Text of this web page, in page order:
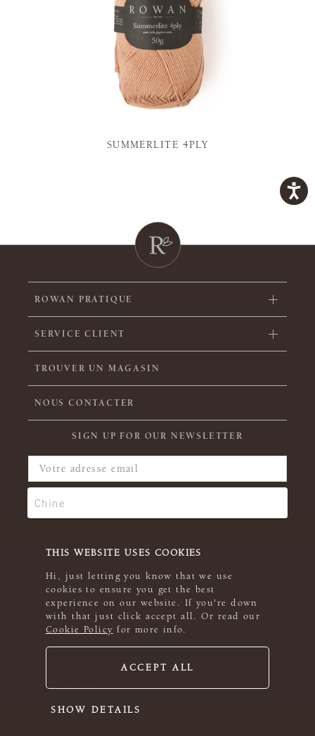
THIS WEBSITE USES COOKIES
Hi, just letting you know that we use
cookies to ensure you get the best
experience on our website. If you're down
with that just click accept all. Or read our
Cookie Policy for more info.
ACCEPT ALL
SHOW DETAILS
SUMMERLITE 4PLY
ROWAN PRATIQUE
SERVICE CLIENT
TROUVER UN MAGASIN
NOUS CONTACTER
SIGN UP FOR OUR NEWSLETTER
© 2026 Rowan